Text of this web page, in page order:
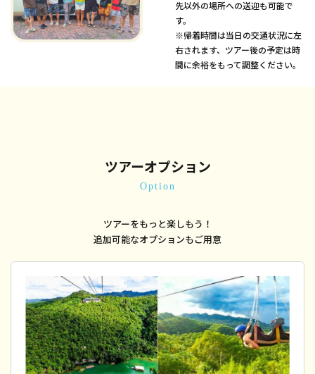
先以外の場所への送迎も可能で
す。
※帰着時間は当日の交通状況に左
右されます、ツアー後の予定は時
間に余裕をもって調整ください。
ツアーオプション
Option
ツアーをもっと楽しもう！
追加可能なオプションもご用意